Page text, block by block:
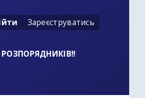
Зареєструватись
РОЗПОРЯДНИКІВ!!